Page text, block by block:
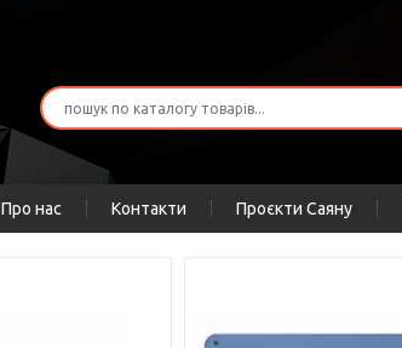
Про нас Контакти Проєкти Саяну